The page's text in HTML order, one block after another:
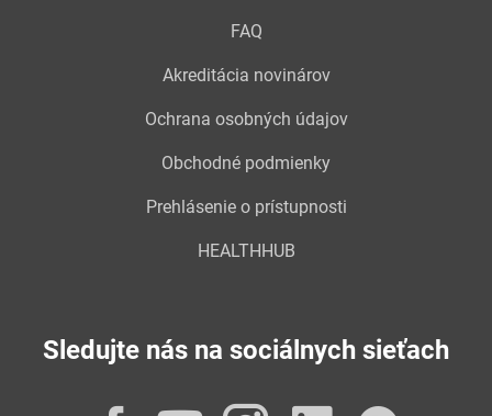
FAQ
Akreditácia novinárov
Ochrana osobných údajov
Obchodné podmienky
Prehlásenie o prístupnosti
HEALTHHUB
Sledujte nás na sociálnych sieťach